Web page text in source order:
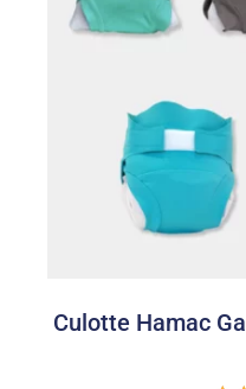
Culotte Hamac